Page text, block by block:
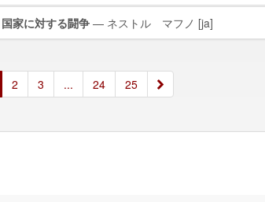
国家に対する闘争— ネストル゠マフノ [ja]
2 3 ... 24 25 »